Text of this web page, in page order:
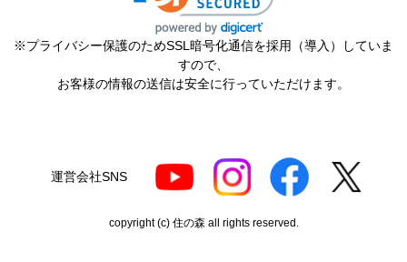
※プライバシー保護のためSSL暗号化通信を採用（導入）していま
すので、
お客様の情報の送信は安全に行っていただけます。
運営会社SNS
copyright (c) 住の森 all rights reserved.